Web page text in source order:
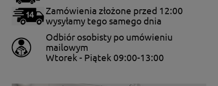
Zamówienia złożone przed 12:00
wysyłamy tego samego dnia
Odbiór osobisty po umówieniu
mailowym
Wtorek - Piątek 09:00-13:00